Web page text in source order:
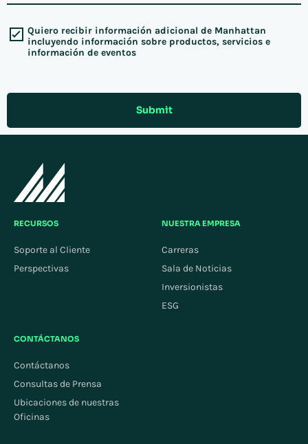
Quiero recibir información adicional de Manhattan
incluyendo información sobre productos, servicios e
información de eventos
Submit
RECURSOS
Soporte al Cliente
Perspectivas
NUESTRA EMPRESA
Carreras
Sala de Noticias
Inversionistas
ESG
CONTÁCTANOS
Contáctanos
Consultas de Prensa
Ubicaciones de nuestras
Oficinas